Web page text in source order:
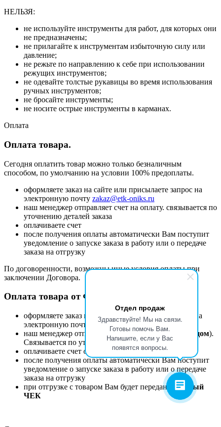
Отдел продаж
Здравствуйте! Мы на связи.
Готовы помочь Вам.
Напишите, если у Вас
появятся вопросы.
НЕЛЬЗЯ:
не используйте инструменты для работ, для которых они
не предназначены;
не прилагайте к инструментам избыточную силу или
давление;
не режьте по направлению к себе при использовании
режущих инструментов;
не одевайте толстые рукавицы во время использования
ручных инструментов;
не бросайте инструменты;
не носите острые инструменты в карманах.
Оплата
Оплата товара.
Сегодня оплатить товар можно только безналичным
способом, по умолчанию на условии 100% предоплаты.
оформляете заказ на сайте или присылаете запрос на
электронную почту zakaz@etk-oniks.ru
наш менеджер отправляет счет на оплату. связывается по
уточнению деталей заказа
оплачиваете счет
после получения оплаты автоматически Вам поступит
уведомление о запуске заказа в работу или о передаче
заказа на отгрузку
По договоренности, возможны иные условия оплаты при
заключении Договора.
Оплата товара от Физического лица.
оформляете заказ на сайте или присылаете запрос на
электронную почту
zakaz@etk-oniks.ru
наш менеджер отправляет счет на оплату(с QR-кодом).
Связывается по уточнению деталей заказа
оплачиваете счет онлайн или в любом банке
после получения оплаты автоматически Вам поступит
уведомление о запуске заказа в работу или о передаче
заказа на отгрузку
при отгрузке с товаром Вам будет передан
кассовый
ЧЕК